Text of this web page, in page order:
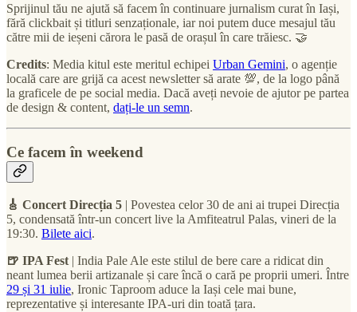
Sprijinul tău ne ajută să facem în continuare jurnalism curat în Iași,
fără clickbait și titluri senzaționale, iar noi putem duce mesajul tău
către mii de ieșeni cărora le pasă de orașul în care trăiesc. 🤝
Credits: Media kitul este meritul echipei Urban Gemini, o agenție
locală care are grijă ca acest newsletter să arate 💯, de la logo până
la graficele de pe social media. Dacă aveți nevoie de ajutor pe partea
de design & content, dați-le un semn.
Ce facem în weekend
🎸 Concert Direcția 5 | Povestea celor 30 de ani ai trupei Direcția
5, condensată într-un concert live la Amfiteatrul Palas, vineri de la
19:30. Bilete aici.
🍺 IPA Fest | India Pale Ale este stilul de bere care a ridicat din
neant lumea berii artizanale și care încă o cară pe proprii umeri. Între
29 și 31 iulie, Ironic Taproom aduce la Iași cele mai bune,
reprezentative și interesante IPA-uri din toată țara.